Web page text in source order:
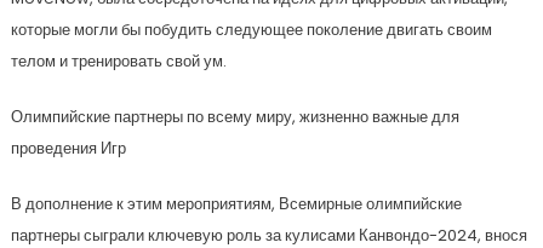
которые могли бы побудить следующее поколение двигать своим
телом и тренировать свой ум.
Олимпийские партнеры по всему миру, жизненно важные для
проведения Игр
В дополнение к этим мероприятиям, Всемирные олимпийские
партнеры сыграли ключевую роль за кулисами Канвондо-2024, внося